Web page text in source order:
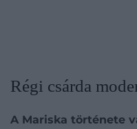
Régi csárda
A Mariska története